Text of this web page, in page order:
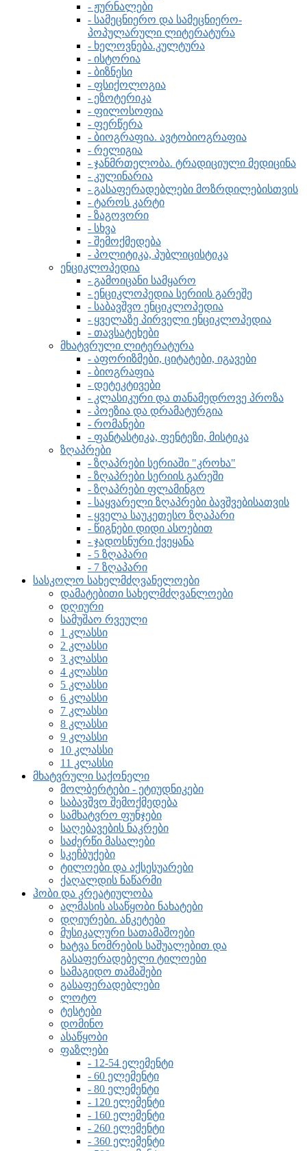
- ჟურნალები
- სამეცნიერო და სამეცნიერო-
პოპულარული ლიტერატურა
- ხელოვნება.კულტურა
- ისტორია
- ბიზნესი
- ფსიქოლოგია
- ეზოტერიკა
- ფილოსოფია
- ფერწერა
- ბიოგრაფია. ავტობიოგრაფია
- რელიგია
- ჯანმრთელობა. ტრადიციული მედიცინა
- კულინარია
- გასაფერადებლები მოზრდილებისთვის
- ტაროს კარტი
- ზაგოვორი
- სხვა
- შემოქმედება
- პოლიტიკა, პუბლიცისტიკა
ენციკლოპედია
- გამოიცანი სამყარო
- ენციკლოპედია სერიის გარეშე
- საბავშვო ენციკლოპედია
- ყველაზე პირველი ენციკლოპედია
- თავსატეხები
მხატვრული ლიტერატურა
- აფორიზმები, ციტატები, იგავები
- ბიოგრაფია
- დეტეკტივები
- კლასიკური და თანამედროვე პროზა
- პოეზია და დრამატურგია
- რომანები
- ფანტასტიკა, ფენტეზი, მისტიკა
ზღაპრები
- ზღაპრები სერიაში "კროხა"
- ზღაპრები სერიის გარეში
- ზღაპრები ფლამინგო
- საყვარელი ზღაპრები ბავშვებისათვის
- ყველა საუკეთესო ზღაპარი
- წიგნები დიდი ასოებით
- ჯადოსნური ქვეყანა
- 5 ზღაპარი
- 7 ზღაპარი
სასკოლო სახელმძღვანელოები
დამატებითი სახელმძღვანლოები
დღიური
სამუშაო რვეული
1 კლასსი
2 კლასსი
3 კლასსი
4 კლასსი
5 კლასსი
6 კლასსი
7 კლასსი
8 კლასსი
9 კლასსი
10 კლასსი
11 კლასსი
მხატვრული საქონელი
მოლბერტები - ეტიუდნიკები
საბავშვო შემოქმედება
სამხატვრო ფუნჯები
საღებავების ნაკრები
საძერწი მასალები
სკეჩბუქები
ტილოები და აქსესუარები
ქაღალდის ნაწარმი
ჰობი და კრეატიულობა
ალმასის ასაწყობი ნახატები
დღიურები. ანკეტები
მუსიკალური სათამაშოები
ხატვა ნომრების საშუალებით და
გასაფერადებელი ტილოები
სამაგიდო თამაშები
გასაფერადებლები
ლოტო
ტესტები
დომინო
ასაწყობი
ფაზლები
- 12-54 ელემენტი
- 60 ელემენტი
- 80 ელემენტი
- 120 ელემენტი
- 160 ელემენტი
- 260 ელემენტი
- 360 ელემენტი